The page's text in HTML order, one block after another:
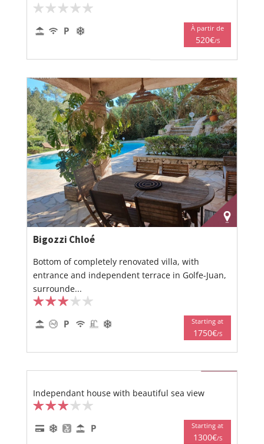
À partir de
520€/S
Bigozzi Chloé
Bottom of completely renovated villa, with
entrance and independent terrace in Golfe-Juan,
surrounde...
Starting at
1750€/S
Independant house with beautiful sea view
Starting at
1300€/S